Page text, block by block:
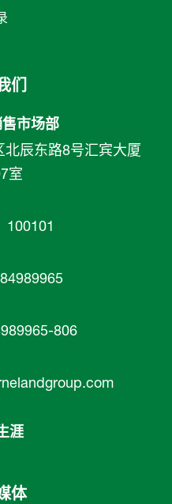
们
市场部
辰东路8号汇宾大厦
室
100101
806
涯
体